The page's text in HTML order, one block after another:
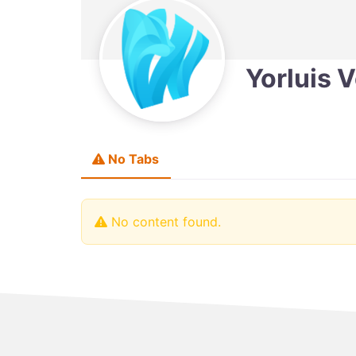
Yorluis
No Tabs
No content found.